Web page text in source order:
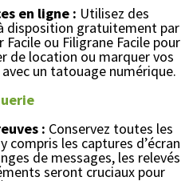
en ligne : Utilisez des
disposition gratuitement par
ou Filigrane Facile pour
de location ou marquer vos
un tatouage numérique.
: Conservez toutes les
compris les captures d’écran
de messages, les relevés
seront cruciaux pour